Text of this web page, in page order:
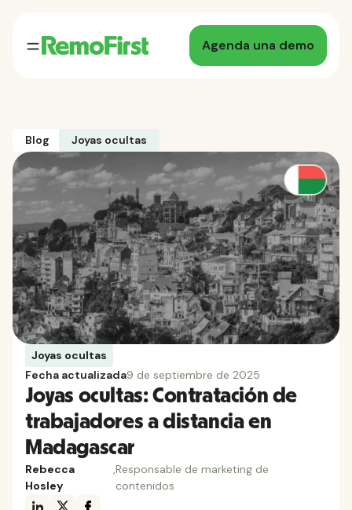
Agenda una demo
Blog Joyas ocultas
Joyas ocultas
Fecha actualizada9 de septiembre de 2025
Joyas ocultas: Contratación de
trabajadores a distancia en
Madagascar
Rebecca
Hosley
Responsable de marketing de
contenidos